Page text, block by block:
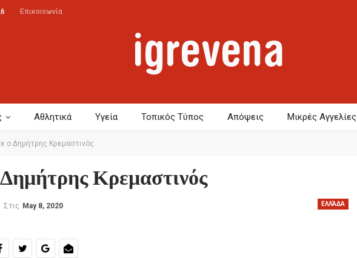
Επικοινωνία
Αθλητικά Υγεία Τοπικός Τύπος Απόψεις Μικρές Αγγελίες
ο Δημήτρης Κρεμαστινός
Κρεμαστινός
ΕΛΛΆΔΑ
Στις May 8, 2020